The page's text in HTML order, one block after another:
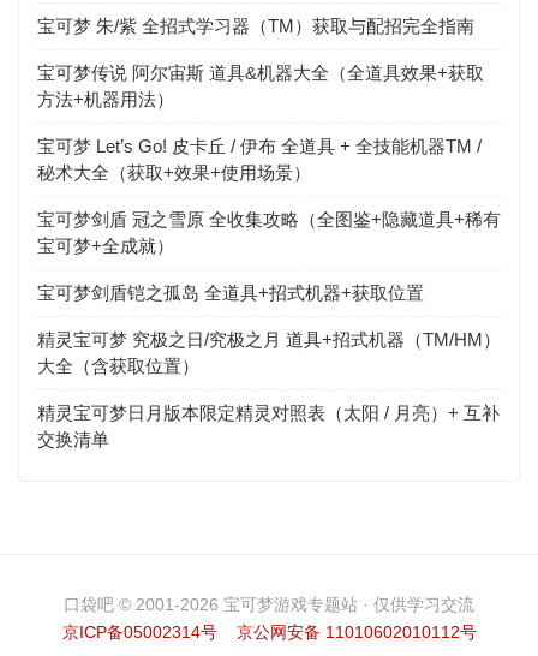
宝可梦 朱/紫 全招式学习器（TM）获取与配招完全指南
宝可梦传说 阿尔宙斯 道具&机器大全（全道具效果+获取
方法+机器用法）
宝可梦 Let’s Go! 皮卡丘 / 伊布 全道具 + 全技能机器TM /
秘术大全（获取+效果+使用场景）
宝可梦剑盾 冠之雪原 全收集攻略（全图鉴+隐藏道具+稀有
宝可梦+全成就）
宝可梦剑盾铠之孤岛 全道具+招式机器+获取位置
精灵宝可梦 究极之日/究极之月 道具+招式机器（TM/HM）
大全（含获取位置）
精灵宝可梦日月版本限定精灵对照表（太阳 / 月亮）+ 互补
交换清单
口袋吧 © 2001-2026 宝可梦游戏专题站 · 仅供学习交流
京ICP备05002314号
京公网安备 11010602010112号